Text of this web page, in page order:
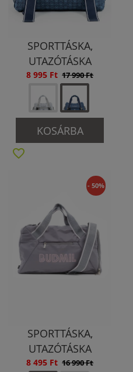
SPORTTÁSKA,
UTAZÓTÁSKA
8 995 Ft 17 990 Ft
KOSÁRBA
- 50%
SPORTTÁSKA,
UTAZÓTÁSKA
8 495 Ft 16 990 Ft